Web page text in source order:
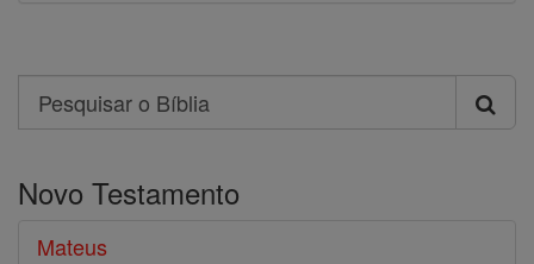
Search
Pesquisar
Bíblia
Novo Testamento
Mateus